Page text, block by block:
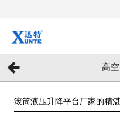
高
滚筒液压升降平台厂家的精